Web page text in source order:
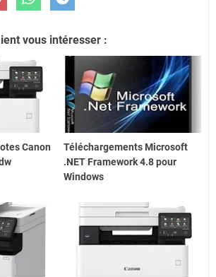
vous intéresser :
Canon
Téléchargements Microsoft
.NET Framework 4.8 pour
Windows